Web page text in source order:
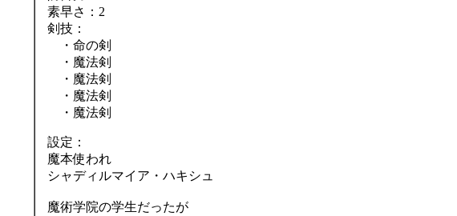
素早さ：2
剣技：
・命の剣
・魔法剣
・魔法剣
・魔法剣
・魔法剣
設定：
魔本使われ
シャディルマイア・ハキシュ
魔術学院の学生だったが